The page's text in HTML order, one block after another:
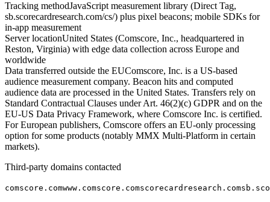
Tracking methodJavaScript measurement library (Direct Tag,
sb.scorecardresearch.com/cs/) plus pixel beacons; mobile SDKs for
in-app measurement
Server locationUnited States (Comscore, Inc., headquartered in
Reston, Virginia) with edge data collection across Europe and
worldwide
Data transferred outside the EUComscore, Inc. is a US-based
audience measurement company. Beacon hits and computed
audience data are processed in the United States. Transfers rely on
Standard Contractual Clauses under Art. 46(2)(c) GDPR and on the
EU-US Data Privacy Framework, where Comscore Inc. is certified.
For European publishers, Comscore offers an EU-only processing
option for some products (notably MMX Multi-Platform in certain
markets).
Third-party domains contacted
comscore.comwww.comscore.comscorecardresearch.com